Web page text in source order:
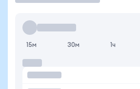
15м 30м 1ч